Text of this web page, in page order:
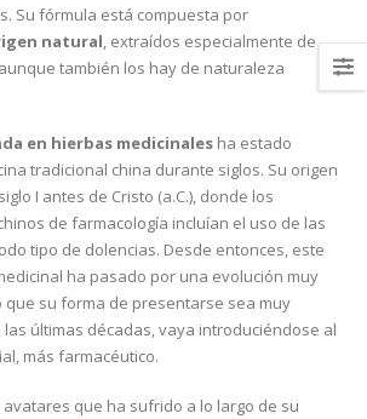
Su fórmula está compuesta por
natural , extraídos especialmente de
también los hay de naturaleza
en hierbas medicinales ha estado
tradicional china durante siglos. Su origen
I antes de Cristo (a.C.), donde los
de farmacología incluían el uso de las
tipo de dolencias. Desde entonces, este
ha pasado por una evolución muy
que su forma de presentarse sea muy
últimas décadas, vaya introduciéndose al
más farmacéutico.
que ha sufrido a lo largo de su